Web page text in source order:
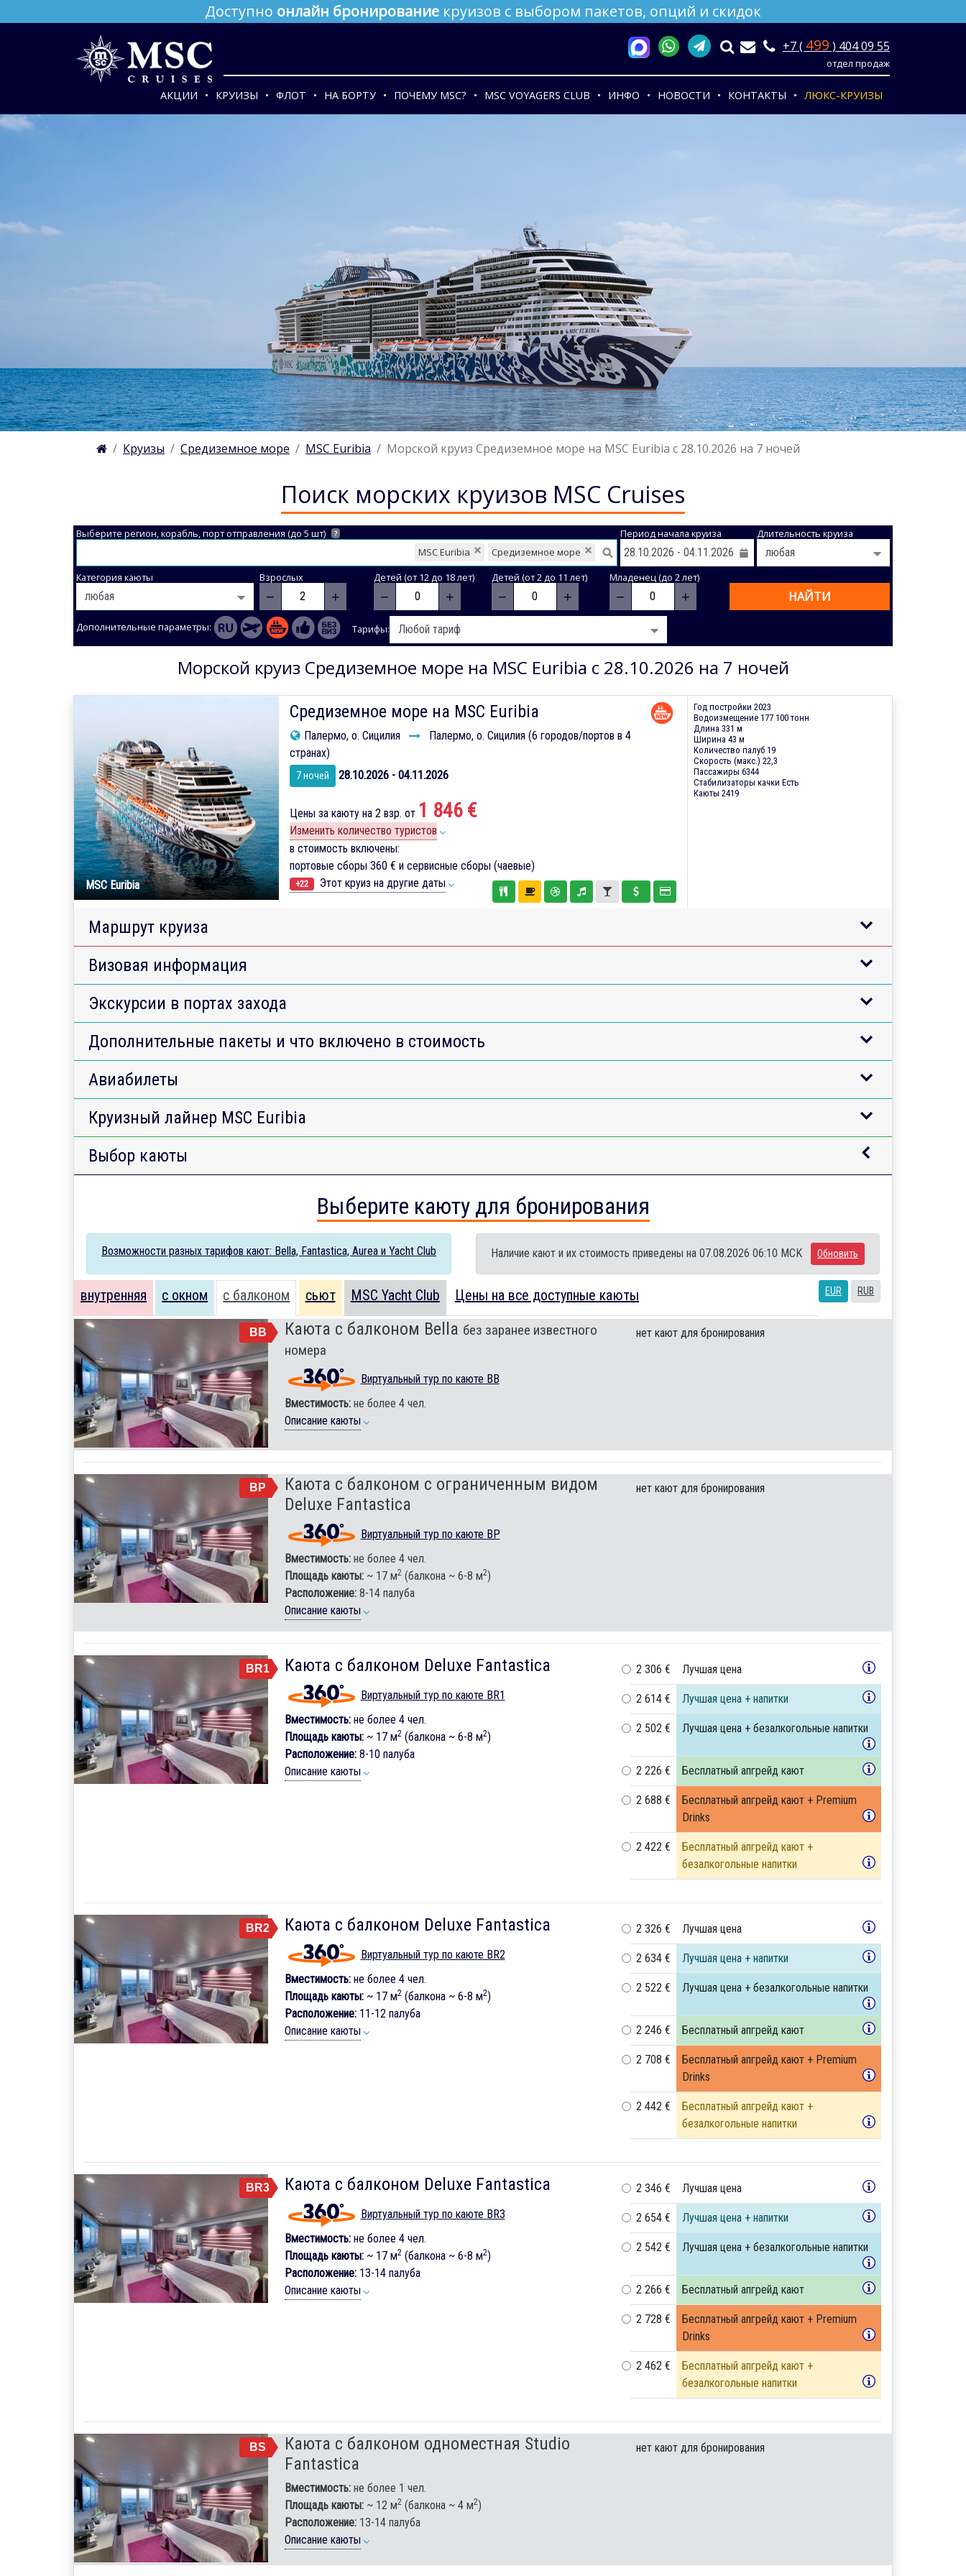
Доступно онлайн бронирование круизов с выбором пакетов, опций и скидок
+7 ( 499 ) 404 09 55
отдел продаж
АКЦИИ КРУИЗЫ ФЛОТ НА БОРТУ ПОЧЕМУ MSC? MSC VOYAGERS CLUB ИНФО НОВОСТИ КОНТАКТЫ ЛЮКС-КРУИЗЫ
Круизы Средиземное море MSC Euribia Морской круиз Средиземное море на MSC Euribia с 28.10.2026 на 7 ночей
Поиск морских круизов MSC Cruises
Выберите регион, корабль, порт отправления (до 5 шт) ?
Средиземное море
MSC Euribia
Период начала круиза Длительность круиза
Категория каюты Взрослых
− +
Детей (от 12 до 18 лет)
− +
Детей (от 2 до 11 лет)
− +
Младенец (до 2 лет)
− + НАЙТИ
Дополнительные параметры: Тарифы:
Морской круиз Средиземное море на MSC Euribia с 28.10.2026 на 7 ночей
MSC Euribia
Средиземное море на MSC Euribia
Палермо, о. Сицилия
Палермо, о. Сицилия (6 городов/портов в 4
странах)
7 ночей 28.10.2026 - 04.11.2026
Цены за каюту на 2 взр. от 1 846 €
Изменить количество туристов
в стоимость включены:
портовые сборы 360 € и сервисные сборы (чаевые)
+22 Этот круиз на другие даты
Год постройки 2023
Водоизмещение 177 100 тонн
Длина 331 м
Ширина 43 м
Количество палуб 19
Скорость (макс.) 22,3
Пассажиры 6344
Стабилизаторы качки Есть
Каюты 2419
Маршрут круиза
Визовая информация
Экскурсии в портах захода
Дополнительные пакеты и что включено в стоимость
Авиабилеты
Круизный лайнер MSC Euribia
Выбор каюты
Выберите каюту для бронирования
Возможности разных тарифов кают: Bella, Fantastica, Aurea и Yacht Club Наличие кают и их стоимость приведены на 07.08.2026 06:10 MCK Обновить
EUR RUB
внутренняя с окном с балконом сьют MSC Yacht Club Цены на все доступные каюты
BB Каюта с балконом Bella без заранее известного
номера
Виртуальный тур по каюте BB
Вместимость:не более 4 чел.
Описание каюты
нет кают для бронирования
BP
Каюта с балконом c ограниченным видом
Deluxe Fantastica
Виртуальный тур по каюте BP
Вместимость:не более 4 чел.
Площадь каюты:~ 17 м2(балкона ~ 6-8 м2)
Расположение:8-14 палуба
Описание каюты
нет кают для бронирования
BR1 Каюта с балконом Deluxe Fantastica
Виртуальный тур по каюте BR1
Вместимость:не более 4 чел.
Площадь каюты:~ 17 м2(балкона ~ 6-8 м2)
Расположение:8-10 палуба
Описание каюты
2 306 € Лучшая цена
2 614 € Лучшая цена + напитки
2 502 € Лучшая цена + безалкогольные напитки
2 226 € Бесплатный апгрейд кают
2 688 €
Бесплатный апгрейд кают + Premium
Drinks
2 422 €
Бесплатный апгрейд кают +
безалкогольные напитки
BR2 Каюта с балконом Deluxe Fantastica
Виртуальный тур по каюте BR2
Вместимость:не более 4 чел.
Площадь каюты:~ 17 м2(балкона ~ 6-8 м2)
Расположение:11-12 палуба
Описание каюты
2 326 € Лучшая цена
2 634 € Лучшая цена + напитки
2 522 € Лучшая цена + безалкогольные напитки
2 246 € Бесплатный апгрейд кают
2 708 €
Бесплатный апгрейд кают + Premium
Drinks
2 442 €
Бесплатный апгрейд кают +
безалкогольные напитки
BR3 Каюта с балконом Deluxe Fantastica
Виртуальный тур по каюте BR3
Вместимость:не более 4 чел.
Площадь каюты:~ 17 м2(балкона ~ 6-8 м2)
Расположение:13-14 палуба
Описание каюты
2 346 € Лучшая цена
2 654 € Лучшая цена + напитки
2 542 € Лучшая цена + безалкогольные напитки
2 266 € Бесплатный апгрейд кают
2 728 €
Бесплатный апгрейд кают + Premium
Drinks
2 462 €
Бесплатный апгрейд кают +
безалкогольные напитки
BS
Каюта с балконом одноместная Studio
Fantastica
Вместимость:не более 1 чел.
Площадь каюты:~ 12 м2(балкона ~ 4 м2)
Расположение:13-14 палуба
Описание каюты
нет кают для бронирования